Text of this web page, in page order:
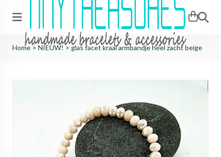
Zoeken
Home> NIEUW! > glas facet kraal armbandje heel zacht beige